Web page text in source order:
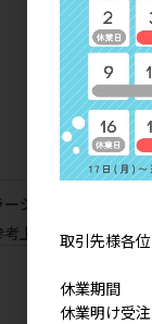
ジャニ バッグＭ
上代
3,200円
取引先様各位
休業期間 ＜
休業明け受